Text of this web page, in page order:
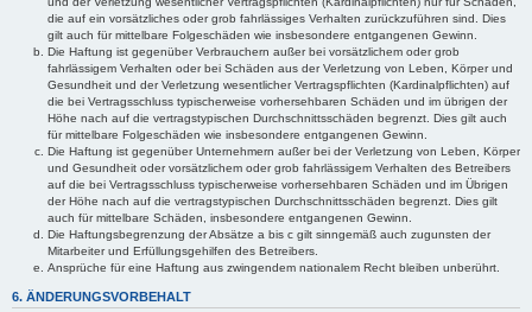
die auf ein vorsätzliches oder grob fahrlässiges Verhalten zurückzuführen sind. Dies
gilt auch für mittelbare Folgeschäden wie insbesondere entgangenen Gewinn.
Die Haftung ist gegenüber Verbrauchern außer bei vorsätzlichem oder grob
fahrlässigem Verhalten oder bei Schäden aus der Verletzung von Leben, Körper und
Gesundheit und der Verletzung wesentlicher Vertragspflichten (Kardinalpflichten) auf
die bei Vertragsschluss typischerweise vorhersehbaren Schäden und im übrigen der
Höhe nach auf die vertragstypischen Durchschnittsschäden begrenzt. Dies gilt auch
für mittelbare Folgeschäden wie insbesondere entgangenen Gewinn.
Die Haftung ist gegenüber Unternehmern außer bei der Verletzung von Leben, Körper
und Gesundheit oder vorsätzlichem oder grob fahrlässigem Verhalten des Betreibers
auf die bei Vertragsschluss typischerweise vorhersehbaren Schäden und im Übrigen
der Höhe nach auf die vertragstypischen Durchschnittsschäden begrenzt. Dies gilt
auch für mittelbare Schäden, insbesondere entgangenen Gewinn.
Die Haftungsbegrenzung der Absätze a bis c gilt sinngemäß auch zugunsten der
Mitarbeiter und Erfüllungsgehilfen des Betreibers.
Ansprüche für eine Haftung aus zwingendem nationalem Recht bleiben unberührt.
6. ÄNDERUNGSVORBEHALT